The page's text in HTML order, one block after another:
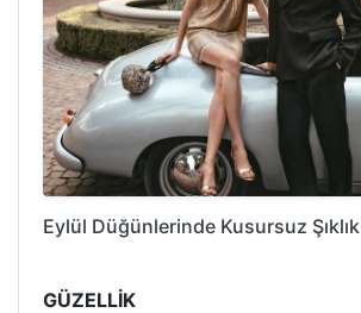
Eylül Düğünlerinde Kusursuz Şıklık
GÜZELLİK